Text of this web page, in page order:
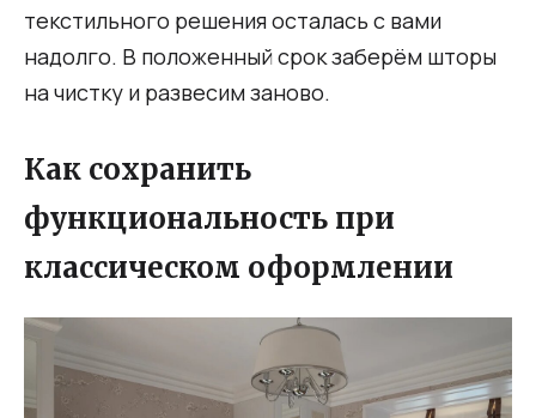
текстильного решения осталась с вами
надолго. В положенный срок заберём шторы
на чистку и развесим заново.
Как сохранить
функциональность при
классическом оформлении